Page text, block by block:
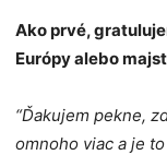
Ako prvé,
Európy alebo
“Ďakujem pekne,
omnoho viac a je